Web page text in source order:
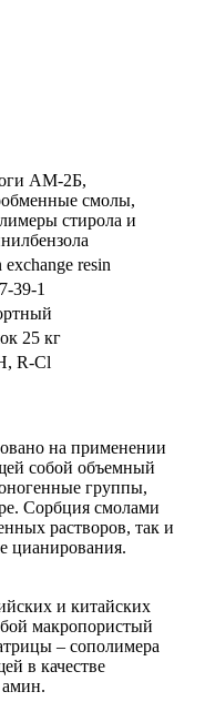
АМ-2Б,
смолы,
стирола и
exchange resin
39-1
25 кг
R-Сl
на применении
собой объемный
группы,
Сорбция смолами
растворов, так и
цианирования.
и китайских
макропористый
– сополимера
в качестве